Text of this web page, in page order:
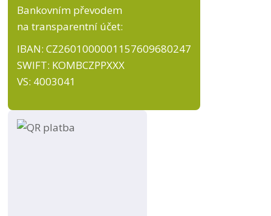
Bankovním převodem
na transparentní účet:
IBAN: CZ2601000001157609680247
SWIFT: KOMBCZPPXXX
VS: 4003041